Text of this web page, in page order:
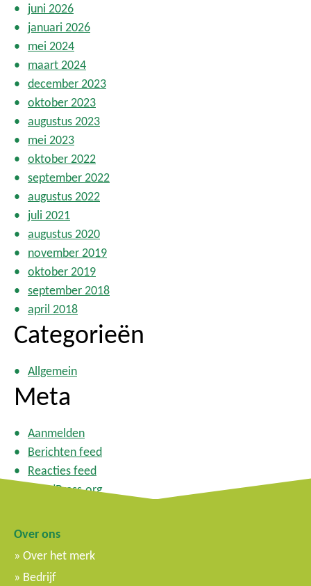
juni 2026
januari 2026
mei 2024
maart 2024
december 2023
oktober 2023
augustus 2023
mei 2023
oktober 2022
september 2022
augustus 2022
juli 2021
augustus 2020
november 2019
oktober 2019
september 2018
april 2018
Categorieën
Allgemein
Meta
Aanmelden
Berichten feed
Reacties feed
WordPress.org
Over ons
Over het merk
Bedrijf